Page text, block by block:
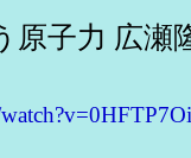
原子力 広